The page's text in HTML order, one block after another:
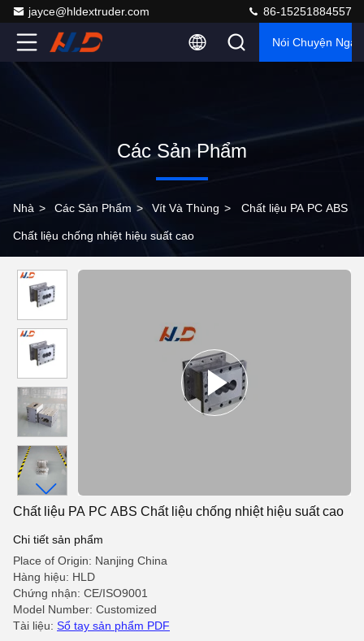
jayce@hldextruder.com 86-15251884557
Nói Chuyện Ngay.
Các Sản Phẩm
Nhà > Các Sản Phẩm > Vít Và Thùng > Chất liệu PA PC ABS
Chất liệu chống nhiệt hiệu suất cao
Chất liệu PA PC ABS Chất liệu chống nhiệt hiệu suất cao
Chi tiết sản phẩm
Place of Origin: Nanjing China
Hàng hiệu: HLD
Chứng nhận: CE/ISO9001
Model Number: Customized
Tài liệu: Sổ tay sản phẩm PDF